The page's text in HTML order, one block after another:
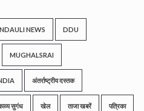
NEWS DDU
MUGHALSRAI
अंतर्राष्ट्रीय दस्तक
सुगंध खेल ताजा खबरें पत्रिका